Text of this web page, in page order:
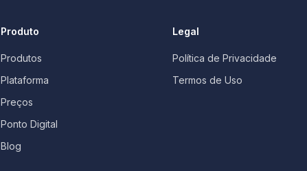
Produto
Produtos
Plataforma
Preços
Ponto Digital
Blog
Legal
Política de Privacidade
Termos de Uso